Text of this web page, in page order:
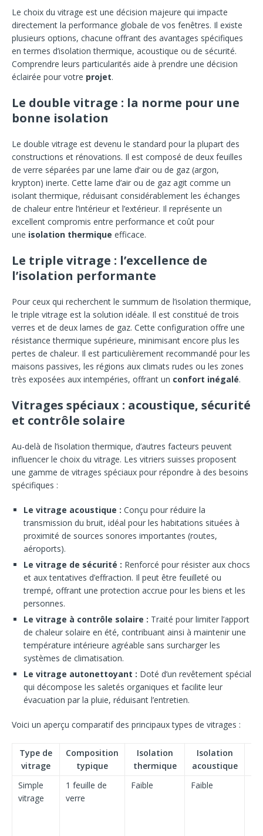
Le choix du vitrage est une décision majeure qui impacte
directement la performance globale de vos fenêtres. Il existe
plusieurs options, chacune offrant des avantages spécifiques
en termes d’isolation thermique, acoustique ou de sécurité.
Comprendre leurs particularités aide à prendre une décision
éclairée pour votre projet.
Le double vitrage : la norme pour une
bonne isolation
Le double vitrage est devenu le standard pour la plupart des
constructions et rénovations. Il est composé de deux feuilles
de verre séparées par une lame d’air ou de gaz (argon,
krypton) inerte. Cette lame d’air ou de gaz agit comme un
isolant thermique, réduisant considérablement les échanges
de chaleur entre l’intérieur et l’extérieur. Il représente un
excellent compromis entre performance et coût pour
une isolation thermique efficace.
Le triple vitrage : l’excellence de
l’isolation performante
Pour ceux qui recherchent le summum de l’isolation thermique,
le triple vitrage est la solution idéale. Il est constitué de trois
verres et de deux lames de gaz. Cette configuration offre une
résistance thermique supérieure, minimisant encore plus les
pertes de chaleur. Il est particulièrement recommandé pour les
maisons passives, les régions aux climats rudes ou les zones
très exposées aux intempéries, offrant un confort inégalé.
Vitrages spéciaux : acoustique, sécurité
et contrôle solaire
Au-delà de l’isolation thermique, d’autres facteurs peuvent
influencer le choix du vitrage. Les vitriers suisses proposent
une gamme de vitrages spéciaux pour répondre à des besoins
spécifiques :
Le vitrage acoustique : Conçu pour réduire la
transmission du bruit, idéal pour les habitations situées à
proximité de sources sonores importantes (routes,
aéroports).
Le vitrage de sécurité : Renforcé pour résister aux chocs
et aux tentatives d’effraction. Il peut être feuilleté ou
trempé, offrant une protection accrue pour les biens et les
personnes.
Le vitrage à contrôle solaire : Traité pour limiter l’apport
de chaleur solaire en été, contribuant ainsi à maintenir une
température intérieure agréable sans surcharger les
systèmes de climatisation.
Le vitrage autonettoyant : Doté d’un revêtement spécial
qui décompose les saletés organiques et facilite leur
évacuation par la pluie, réduisant l’entretien.
Voici un aperçu comparatif des principaux types de vitrages :
Type de
vitrage
Composition
typique
Isolation
thermique
Isolation
acoustique
Simple
vitrage
1 feuille de
verre
Faible Faible